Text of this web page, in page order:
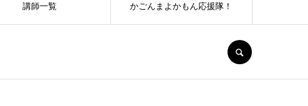
講師一覧 かごんまよかもん応援隊！